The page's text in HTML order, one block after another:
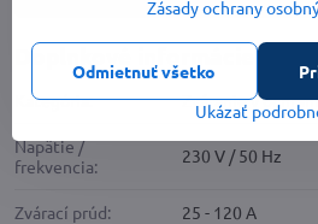
Doplnkové informácie
Kategória: Zváranie v
Napätie /
frekvencia:
230 V / 50 Hz
Zvárací prúd: 25 - 120 A
Zásady ochrany
Ukázať
Odmietnuť všetko